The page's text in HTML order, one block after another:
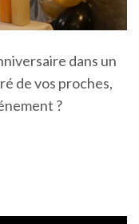
dans un
de vos proches,
?